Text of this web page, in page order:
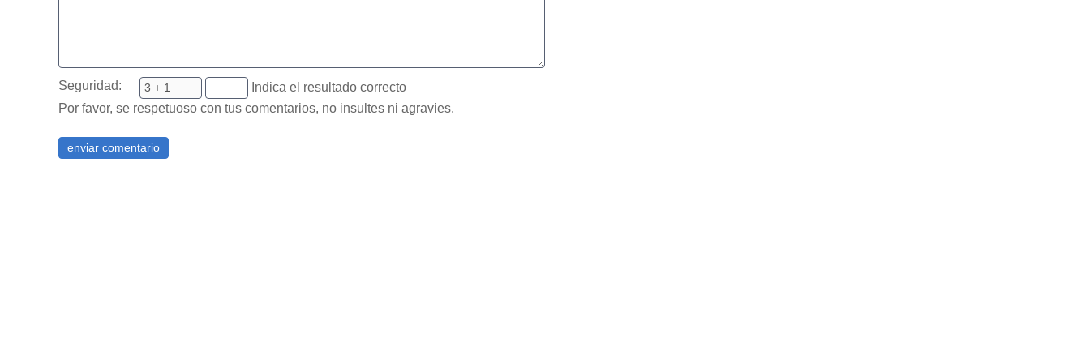
Seguridad:
Indica el resultado correcto
Por favor, se respetuoso con tus comentarios, no insultes ni agravies.